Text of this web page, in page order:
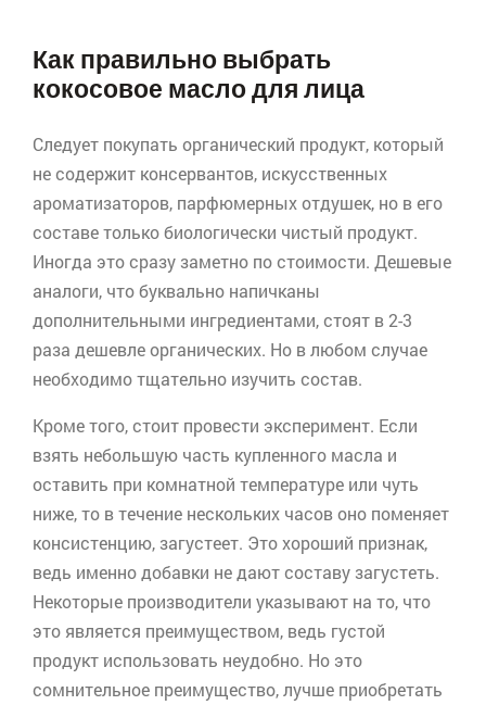
Как правильно выбрать
кокосовое масло для лица
Следует покупать органический продукт, который
не содержит консервантов, искусственных
ароматизаторов, парфюмерных отдушек, но в его
составе только биологически чистый продукт.
Иногда это сразу заметно по стоимости. Дешевые
аналоги, что буквально напичканы
дополнительными ингредиентами, стоят в 2-3
раза дешевле органических. Но в любом случае
необходимо тщательно изучить состав.
Кроме того, стоит провести эксперимент. Если
взять небольшую часть купленного масла и
оставить при комнатной температуре или чуть
ниже, то в течение нескольких часов оно поменяет
консистенцию, загустеет. Это хороший признак,
ведь именно добавки не дают составу загустеть.
Некоторые производители указывают на то, что
это является преимуществом, ведь густой
продукт использовать неудобно. Но это
сомнительное преимущество, лучше приобретать